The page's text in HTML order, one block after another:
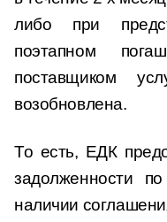
либо при
поэтапном
поставщиком
возобновлена.
То есть, ЕДК
задолженности
наличии